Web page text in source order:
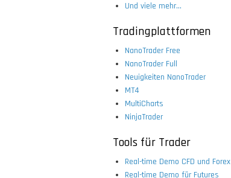
Und viele mehr...
Tradingplattformen
NanoTrader Free
NanoTrader Full
Neuigkeiten NanoTrader
MT4
MultiCharts
NinjaTrader
Tools für Trader
Real-time Demo CFD und Forex
Real-time Demo für Futures